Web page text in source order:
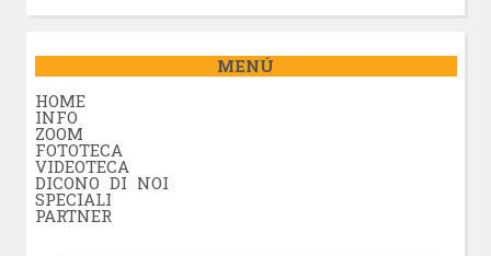
MENÚ
HOME
INFO
ZOOM
FOTOTECA
VIDEOTECA
DICONO DI NOI
SPECIALI
PARTNER